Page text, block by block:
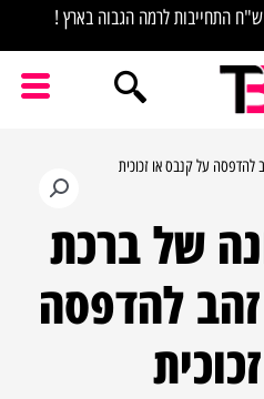
של ברכת
זהב להדפסה